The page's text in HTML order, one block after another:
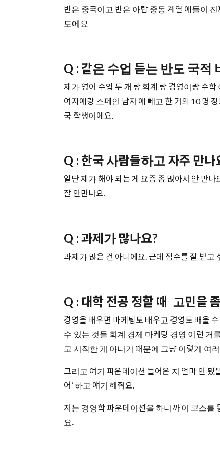
반은 중국이고 반은 아랍 중동 계열 애들이
도에요
Q : 같은 수업 듣는 반도 국적
제가 영어 수업 두 개 랑 회계 랑 경영이랑 수
여자애랑 스페인 남자 애 빼고 한 거의 10 명
국 학생이에요.
Q : 한국 사람들하고 자주 만나
일단 제가 해야 되는 게 요즘 좀 많아서 안 만
잘 안만나요.
Q : 과제가 많나요?
과제가 많은 건 아니에요. 근데 점수를 잘 받고
Q : 대학 전공 정할 때 고민을
경영을 배우면 마케팅도 배우고 경영도 배울
수 있는 것들 회계 경제 마케팅 경영 이런 거
고 시작한 게 아니기 때문에 그냥 이렇게 여
그리고 여기 파운데이션 들어온 지 얼마 안 됐
어’ 하고 얘기 해줘요.
저는 경영학 파운데이션을 하니까 이 코스를
요.